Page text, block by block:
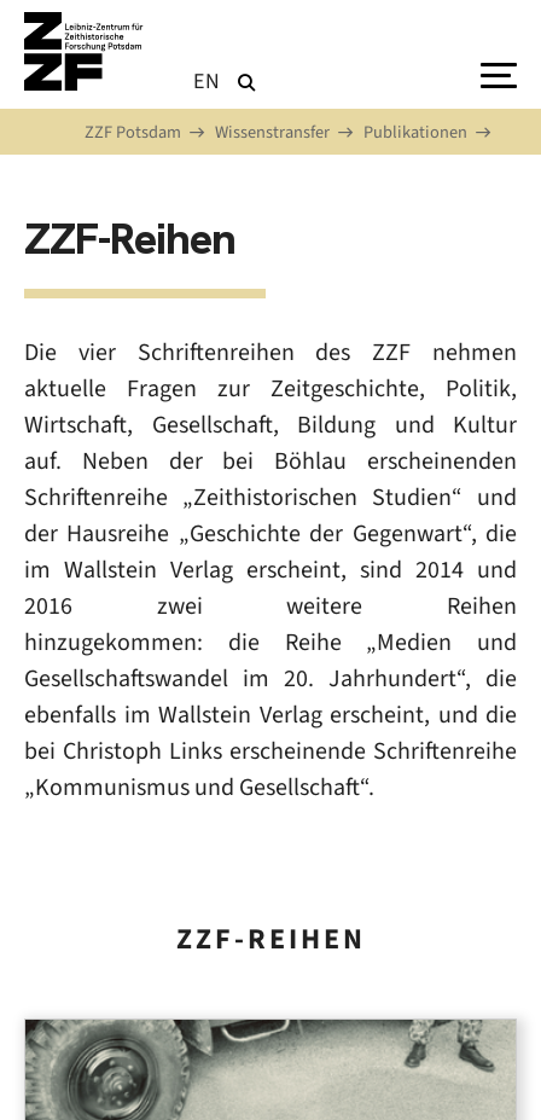
Direkt zum Inhalt
EN
ZZF Potsdam Wissenstransfer Publikationen
ZZF-Reihen
Die vier Schriftenreihen des ZZF nehmen
aktuelle Fragen zur Zeitgeschichte, Politik,
Wirtschaft, Gesellschaft, Bildung und Kultur
auf. Neben der bei Böhlau erscheinenden
Schriftenreihe „Zeithistorischen Studien“ und
der Hausreihe „Geschichte der Gegenwart“, die
im Wallstein Verlag erscheint, sind 2014 und
2016 zwei weitere Reihen
hinzugekommen: die Reihe „Medien und
Gesellschaftswandel im 20. Jahrhundert“, die
ebenfalls im Wallstein Verlag erscheint, und die
bei Christoph Links erscheinende Schriftenreihe
„Kommunismus und Gesellschaft“.
ZZF-REIHEN